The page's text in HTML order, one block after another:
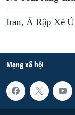
Iran, Ả Rập Xê
Mạng xã hội